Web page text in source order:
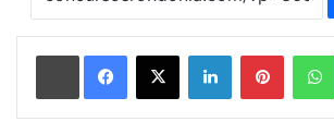
Linkedin